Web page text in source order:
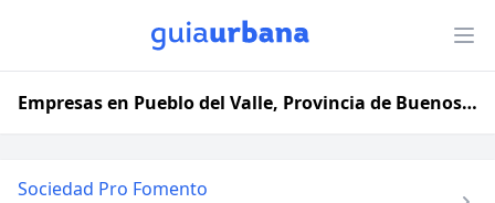
Empresas en Pueblo del Valle, Provincia de Buenos Aires
Sociedad Pro Fomento